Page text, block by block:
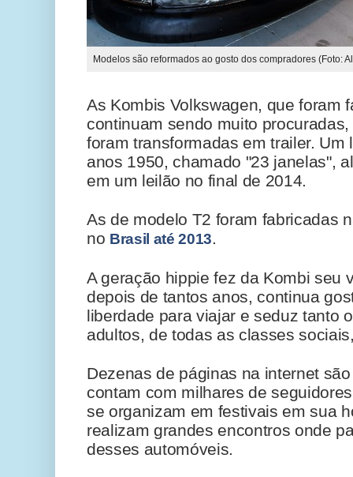
Modelos são reformados ao gosto dos compradores (Foto:
As Kombis Volkswagen, que foram
continuam sendo muito
foram transformadas em trailer. Um
anos 1950, chamado "23 janelas",
em um leilão no final de 2014.
As de modelo T2 foram fabricadas
no Brasil até 2013.
A geração hippie fez da Kombi seu
depois de tantos anos, continua
liberdade para viajar e seduz tanto
adultos, de todas as classes
Dezenas de páginas na internet
contam com milhares de
se organizam em festivais em sua
realizam grandes encontros onde
desses automóveis.